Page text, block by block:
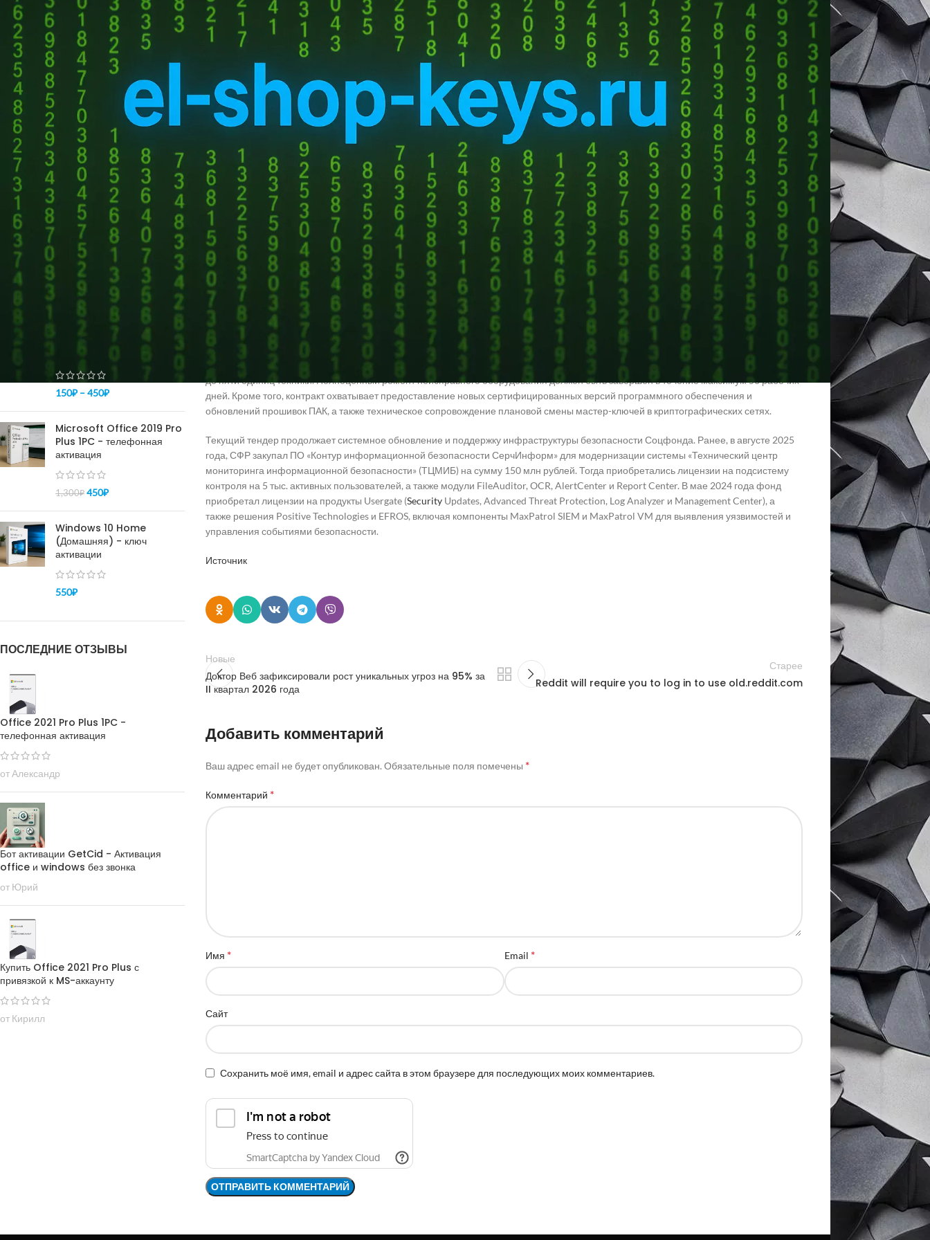
подтверждения
НОВЫЕ КОММЕНТАРИИ
Vlad Zorky к записи
Недорогие
маршрутизаторы с поддержкой Wi-Fi 7:
TP-Link 7DR7270 и 7DR7290.
Сева к записи Недорогие
маршрутизаторы с поддержкой Wi-Fi 7:
TP-Link 7DR7270 и 7DR7290.
Кириллк записи
«М.Видео-
Эльдорадо» открыла магазин в новой
концепции и совместно со Sber
Metaverse Tech и
«СберМаркетингом» запустила ИИ-
консультанта «Эм.Ви»
ПОПУЛЯРНОЕ
Купить ключ Windows 10
pro - активация 100%
150₽ –450₽
Microsoft Office 2019 Pro
Plus 1PC - телефонная
активация
1,300₽ 450₽
Windows 10 Home
(Домашняя) - ключ
активации
550₽
ПОСЛЕДНИЕ ОТЗЫВЫ
Office 2021 Pro Plus 1PC -
телефонная активация
от Александр
Бот активации GetCid - Активация
office и windows без звонка
от Юрий
Купить Office 2021 Pro Plus с
привязкой к MS-аккаунту
от Кирилл
Межрегиональном информационном центре фонда.
В перечень обслуживаемого программного обеспечения входят многочисленные лицензии на ViPNet Administrator, Registration
Point, Client для платформ Windows Linuxи Android, а также компоненты для создания электронной подписи и управления
защищенной сетью. Только лицензий ViPNet Client for
Windowsв инфраструктуре СФР насчитываются десятки тысяч. Помимо
софта, контракт охватывает ведомственные программно-аппаратные комплексы: межсетевые экраны ViPNet Coordinator HW1000,
HW2000 и HW5000, шлюзы для взаимодействия с системой межведомственного электронного взаимодействия ViPNet EDI Soap
Gate, а также средства обнаружения вторжений и анализа событий ViPNet IDS и TIAS. Совокупное количество обслуживаемых ПАК
измеряется тысячами, причем только для самой массовой модели Coordinator HW1000 требуется предоставить почти 1,5 тыс.
сертификатов активации технической поддержки.
Исполнитель обязан не просто продлить сертификаты активации совместной техподдержки, но и выполнять полный цикл задач по
заявкам службы заказчика. В объем работ входят регистрация и устранение инцидентов, круглосуточное консультирование
администраторов, восстановление работоспособности оборудования с выездом на объекты в Москве и по всей стране, а также
организация ремонта неисправных ПАК в авторизованных сервисных центрах. Отдельно прописан ежемесячный контроль
корректности функционирования и конфигураций ПО управления сетью и аппаратных комплексов. Для межсетевых экранов
Coordinator детально отслеживается учет трафика с измерением пропускной способности, задержек и потерь пакетов в
криптозащищенных каналах. Для этого исполнитель должен применять специализированную информационную систему,
способную одновременно мониторить не менее 20 тыс. объектов.
Условия контракта предписывают жесткие регламенты реагирования. Время реакции на любое задание не должно превышать
одного часа, а обслуживание ведется в режиме 24/7. Критические сбои, полностью парализующие работу ПО или программно-
аппаратного комплекса, необходимо устранять не дольше двух часов. При выходе из строя аппаратной части Coordinator HW1000
исполнитель обязан предоставить временную замену на идентичное исправное устройство: в срок до пяти рабочих дней для
подразделений в Москве и до десяти дней — для территориальных органов. Для этого необходимо поддерживать резервный запас
до пяти единиц техники. Полноценный ремонт неисправного оборудования должен быть завершен в течение максимум 50 рабочих
дней. Кроме того, контракт охватывает предоставление новых сертифицированных версий программного обеспечения и
обновлений прошивок ПАК, а также техническое сопровождение плановой смены мастер-ключей в криптографических сетях.
Текущий тендер продолжает системное обновление и поддержку инфраструктуры безопасности Соцфонда. Ранее, в августе 2025
года, СФР закупал ПО «Контур информационной безопасности СерчИнформ» для модернизации системы «Технический центр
мониторинга информационной безопасности» (ТЦМИБ) на сумму 150 млн рублей. Тогда приобретались лицензии на подсистему
контроля на 5 тыс. активных пользователей, а также модули FileAuditor, OCR, AlertCenter и Report Center. В мае 2024 года фонд
приобретал лицензии на продукты Usergate (Security Updates, Advanced Threat Protection, Log Analyzer и Management Center), а
также решения Positive Technologies и EFROS, включая компоненты MaxPatrol SIEM и MaxPatrol VM для выявления уязвимостей и
управления событиями безопасности.
Источник
Новые
Доктор Веб зафиксировали рост уникальных угроз на 95% за
II квартал 2026 года
Старее
Reddit will require you to log in to use old.reddit.com
Добавить комментарий
Ваш адрес email не будет опубликован. Обязательные поля помечены *
Комментарий *
Имя * Email *
Сайт
Сохранить моё имя, email и адрес сайта в этом браузере для последующих моих комментариев.